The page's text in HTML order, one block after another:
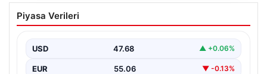
‘Yeraltı’ dizisinde şok olay! Babası suç
duyurusunda bulundu: ‘Kızımla reşit
Piyasa Verileri
USD 47.68 ▲ +0.06%
EUR 55.06 ▼ -0.13%